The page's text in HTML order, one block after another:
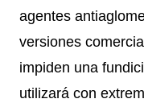
agentes
versiones
impiden una
utilizará con